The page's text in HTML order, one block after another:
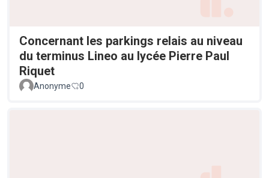
Concernant les parkings relais au niveau
du terminus Lineo au lycée Pierre Paul
Riquet
Anonyme 0